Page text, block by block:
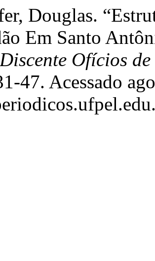
Douglas.
Em Santo
Ofícios
47. Acessado